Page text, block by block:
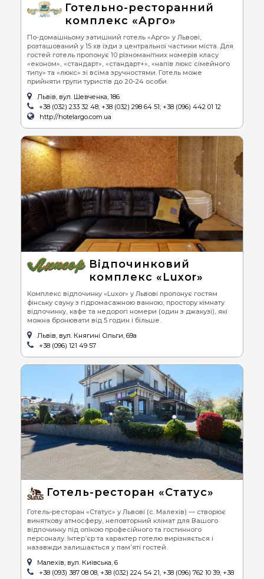
Готельно-ресторанний
комплекс «Арго»
По-домашньому затишний готель «Арго» у Львові,
розташований у 15 хв їзди з центральної частини міста. Для
гостей готель пропонує 10 різноманітних номерів класу
«економ», «стандарт», «стандарт+», «напів люкс сімейного
типу» та «люкс» зі всіма зручностями. Готель може
прийняти групи туристів до 20-24 особи.
Львів, вул. Шевченка, 186
+38 (032) 233 32 48; +38 (032) 298 64 51; +38 (096) 442 01 12
http://hotelargo.com.ua
Відпочинковий
комплекс «Luxor»
Комплекс відпочинку «Luxor» у Львові пропонує гостям
фінську сауну з гідромасажною ванною, простору кімнату
відпочинку, кафе та недорогі номери (один з джакузі), які
можна бронювати від 5 годин і більше.
Львів, вул. Княгині Ольги, 69а
+38 (096) 121 49 57
Готель-ресторан «Статус»
Готель-ресторан «Статус» у Львові (с. Малехів) — створює
виняткову атмосферу, неповторний клімат для Вашого
відпочинку під опікою професійного та гостинного
персоналу. Інтер’єр та характер готелю вирізняється і
назавжди залишається у пам’яті гостей.
Малехів, вул. Київська, 6
+38 (093) 387 08 08, +38 (032) 224 54 21, +38 (096) 762 10 39, +38